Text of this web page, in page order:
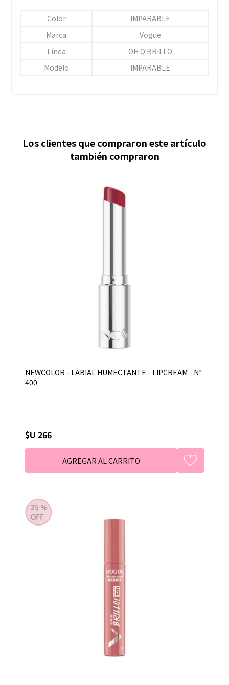
Color
IMPARABLE
Marca
Vogue
Línea
OH Q BRILLO
Modelo
IMPARABLE
Los clientes que compraron este artículo
también compraron
NEWCOLOR - LABIAL HUMECTANTE - LIPCREAM - Nº
400
$U 266